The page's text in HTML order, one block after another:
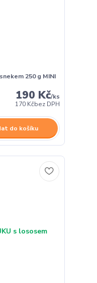
250 g MINI
190 Kč/ks
170 Kčbez DPH
do košíku